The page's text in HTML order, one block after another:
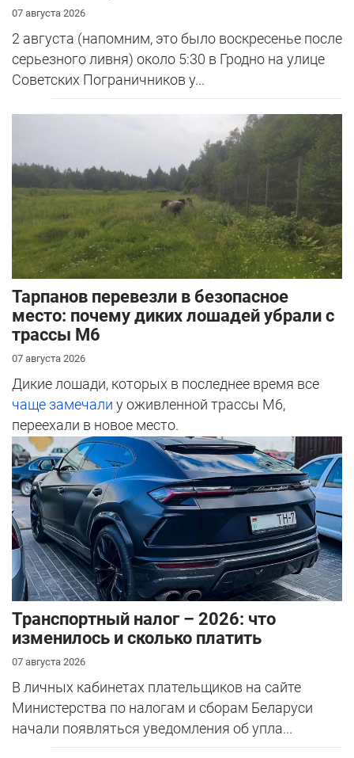
07 августа 2026
2 августа (напомним, это было воскресенье после
серьезного ливня) около 5:30 в Гродно на улице
Советских Пограничников у...
Тарпанов перевезли в безопасное
место: почему диких лошадей убрали с
трассы М6
07 августа 2026
Дикие лошади, которых в последнее время все
чаще замечали у оживленной трассы М6,
переехали в новое место.
Транспортный налог – 2026: что
изменилось и сколько платить
07 августа 2026
В личных кабинетах плательщиков на сайте
Министерства по налогам и сборам Беларуси
начали появляться уведомления об упла...